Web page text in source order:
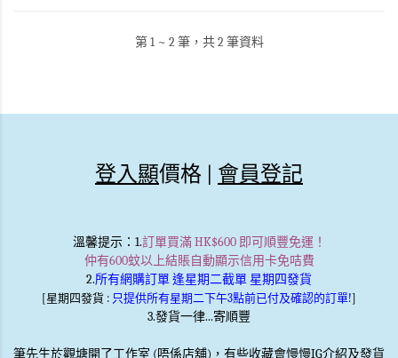
第 1 ~ 2 筆，共 2 筆資料
登入顯價格 | 會員登記
溫馨提示：1.訂單買滿 HK$600 即可順豐免運！
仲有600蚊以上結賬自動顯示信用卡免咭費
2.所有網購訂單 逢星期二截單 星期四發貨
[星期四發貨 : 只提供所有星期二下午3點前已付及確認的訂單!]
3.發貨一律...寄順豐
筆先生於觀塘開了工作室 (唔係店舖)，有些收藏會慢慢IG介紹及發貨